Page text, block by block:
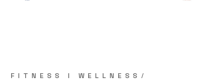
FITNESS I WELLNESS